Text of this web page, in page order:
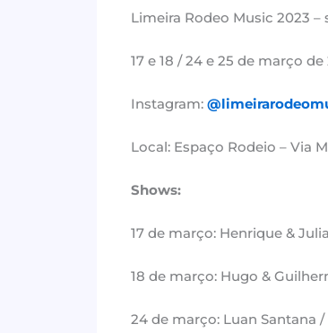
Limeira Rodeo Music 2023
17 e 18 / 24 e 25 de março de
Instagram:
Local: Espaço Rodeio – Via
Shows:
17 de março: Henrique &
18 de março: Hugo &
24 de março: Luan Santana